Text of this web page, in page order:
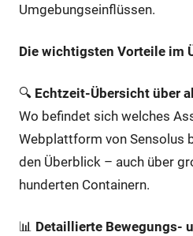
Umgebungseinflüssen.
Die wichtigsten Vorteile im
🔍 Echtzeit-Übersicht über
Wo befindet sich welches
Webplattform von Sensolus
den Überblick – auch über
hunderten Containern.
📊 Detaillierte Bewegungs-